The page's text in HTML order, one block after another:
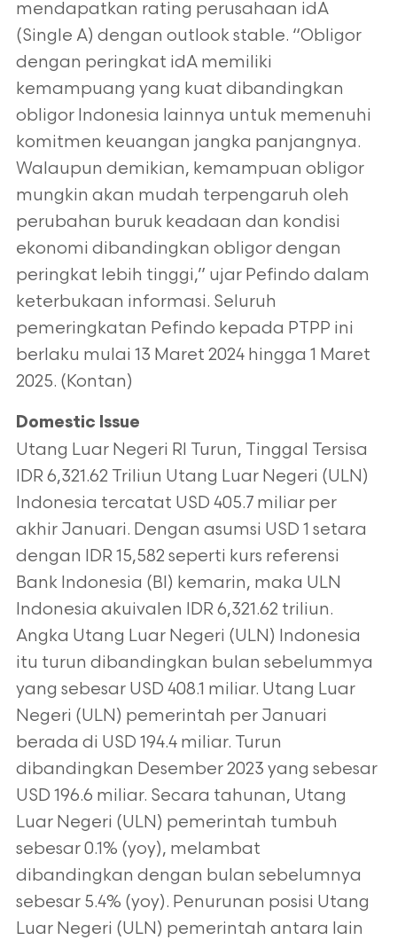
mendapatkan rating perusahaan idA
(Single A) dengan outlook stable. “Obligor
dengan peringkat idA memiliki
kemampuang yang kuat dibandingkan
obligor Indonesia lainnya untuk memenuhi
komitmen keuangan jangka panjangnya.
Walaupun demikian, kemampuan obligor
mungkin akan mudah terpengaruh oleh
perubahan buruk keadaan dan kondisi
ekonomi dibandingkan obligor dengan
peringkat lebih tinggi,” ujar Pefindo dalam
keterbukaan informasi. Seluruh
pemeringkatan Pefindo kepada PTPP ini
berlaku mulai 13 Maret 2024 hingga 1 Maret
2025. (Kontan)
Domestic Issue
Utang Luar Negeri RI Turun, Tinggal Tersisa
IDR 6,321.62 Triliun Utang Luar Negeri (ULN)
Indonesia tercatat USD 405.7 miliar per
akhir Januari. Dengan asumsi USD 1 setara
dengan IDR 15,582 seperti kurs referensi
Bank Indonesia (BI) kemarin, maka ULN
Indonesia akuivalen IDR 6,321.62 triliun.
Angka Utang Luar Negeri (ULN) Indonesia
itu turun dibandingkan bulan sebelummya
yang sebesar USD 408.1 miliar. Utang Luar
Negeri (ULN) pemerintah per Januari
berada di USD 194.4 miliar. Turun
dibandingkan Desember 2023 yang sebesar
USD 196.6 miliar. Secara tahunan, Utang
Luar Negeri (ULN) pemerintah tumbuh
sebesar 0.1% (yoy), melambat
dibandingkan dengan bulan sebelumnya
sebesar 5.4% (yoy). Penurunan posisi Utang
Luar Negeri (ULN) pemerintah antara lain